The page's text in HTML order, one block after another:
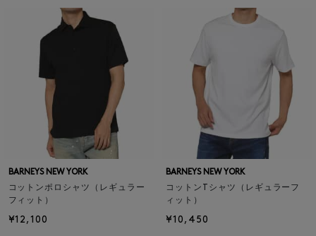
BARNEYS NEW YORK
コットンポロシャツ（レギュラー
フィット）
¥12,100
BARNEYS NEW YORK
コットンTシャツ（レギュラーフ
ィット）
¥10,450